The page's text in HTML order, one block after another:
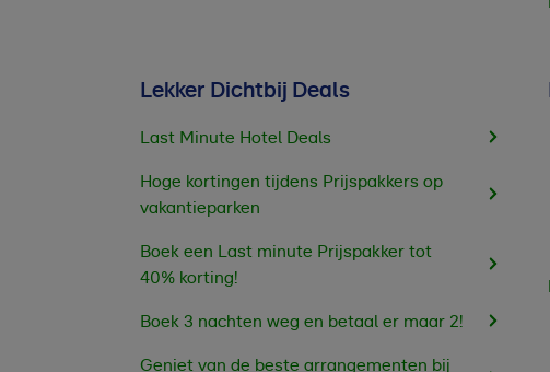
Lekker Dichtbij Deals
Last Minute Hotel Deals
Hoge kortingen tijdens Prijspakkers op
vakantieparken
Boek een Last minute Prijspakker tot
40% korting!
Boek 3 nachten weg en betaal er maar 2!
Geniet van de beste arrangementen bij